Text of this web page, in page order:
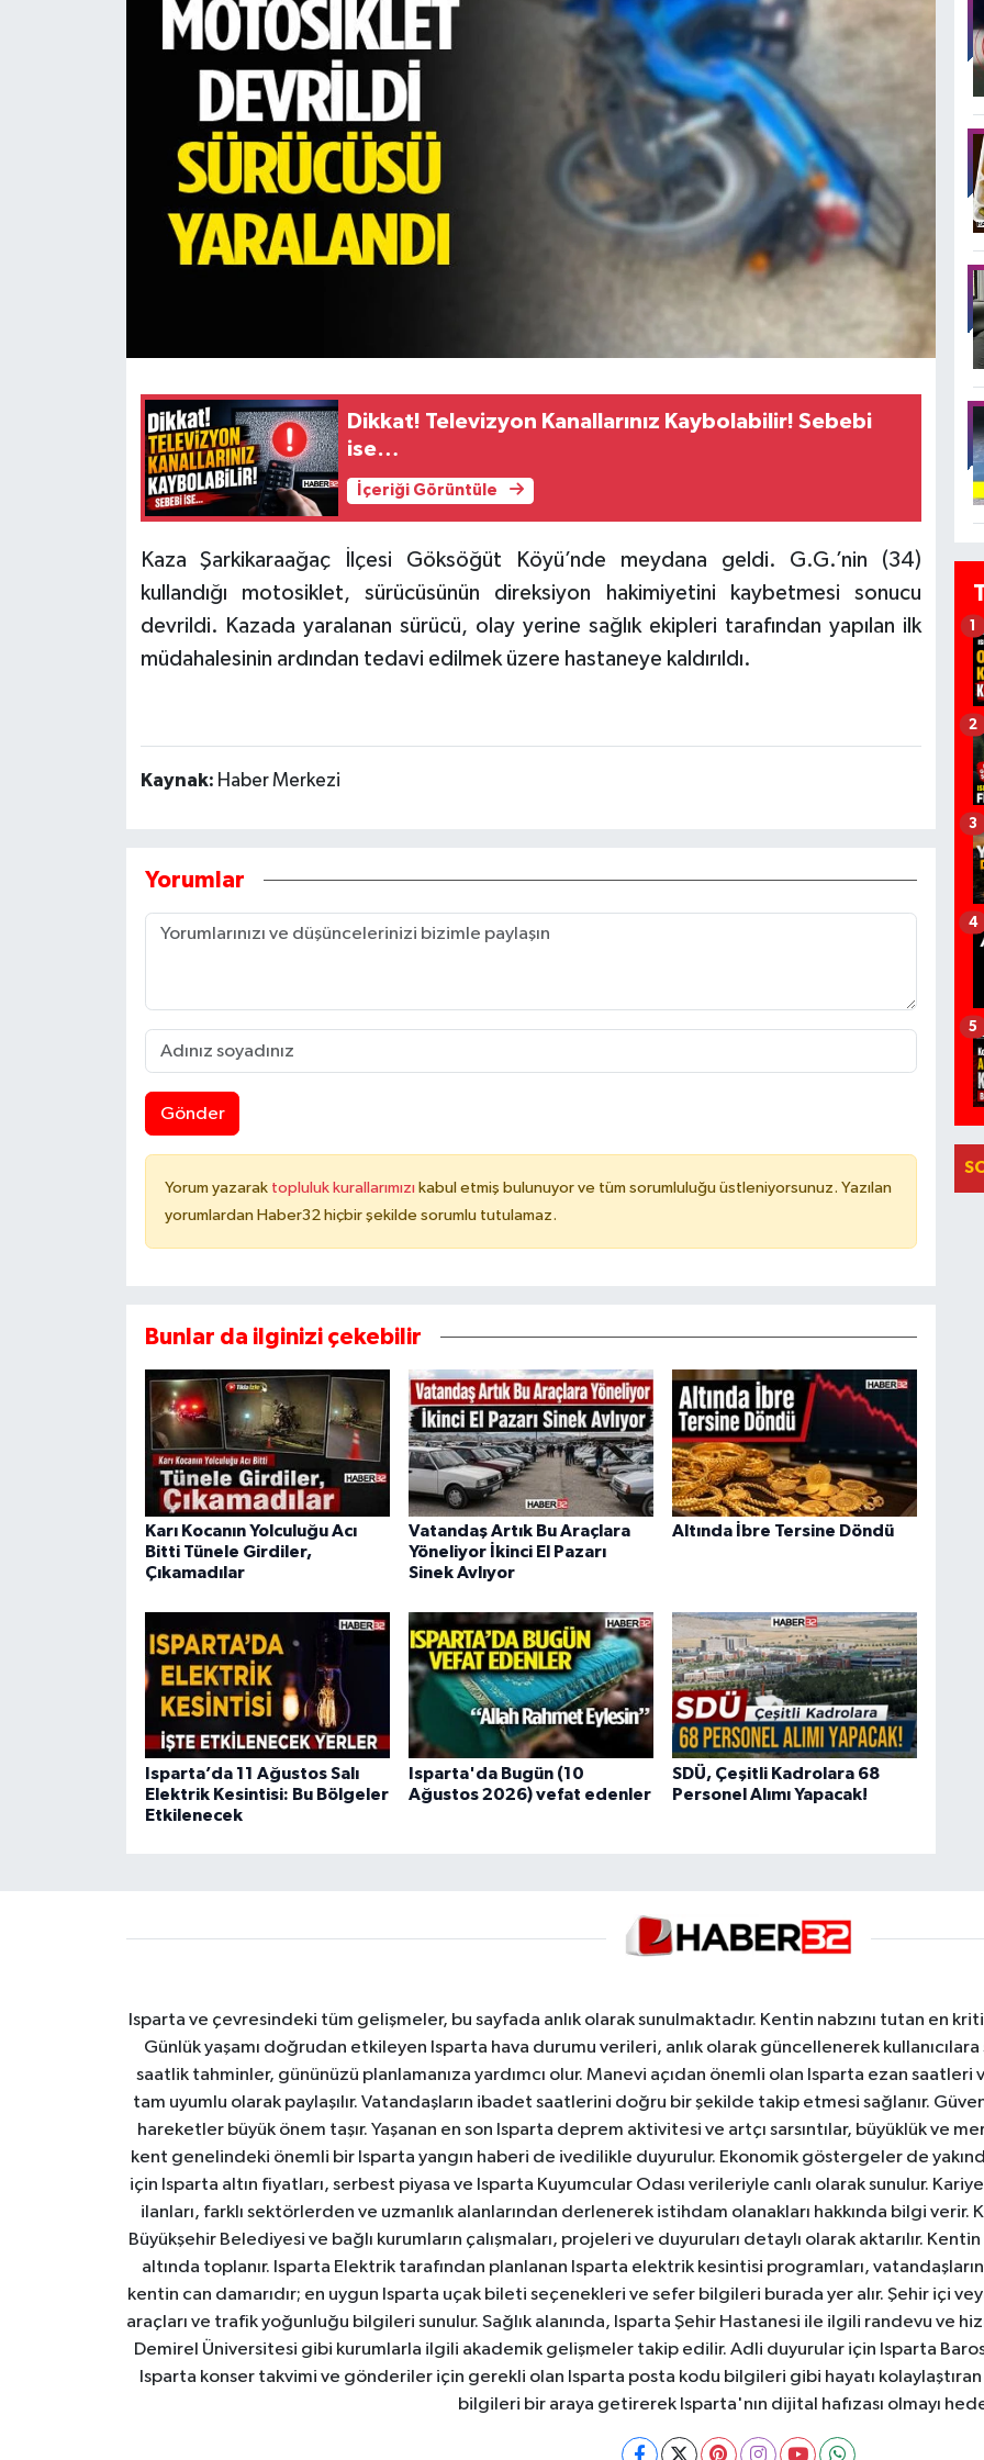
Dikkat! Televizyon Kanallarınız Kaybolabilir! Sebebi
ise…
İçeriği Görüntüle
Kaza Şarkikaraağaç İlçesi Göksöğüt Köyü’nde meydana geldi. G.G.’nin (34)
kullandığı motosiklet, sürücüsünün direksiyon hakimiyetini kaybetmesi sonucu
devrildi. Kazada yaralanan sürücü, olay yerine sağlık ekipleri tarafından yapılan ilk
müdahalesinin ardından tedavi edilmek üzere hastaneye kaldırıldı.
Kaynak: Haber Merkezi
Yorumlar
Gönder
Yorum yazarak topluluk kurallarımızı kabul etmiş bulunuyor ve tüm sorumluluğu üstleniyorsunuz. Yazılan
yorumlardan Haber32 hiçbir şekilde sorumlu tutulamaz.
Bunlar da ilginizi çekebilir
Karı Kocanın Yolculuğu Acı
Bitti Tünele Girdiler,
Çıkamadılar
Vatandaş Artık Bu Araçlara
Yöneliyor İkinci El Pazarı
Sinek Avlıyor
Altında İbre Tersine Döndü
Isparta’da 11 Ağustos Salı
Elektrik Kesintisi: Bu Bölgeler
Etkilenecek
Isparta'da Bugün (10
Ağustos 2026) vefat edenler
SDÜ, Çeşitli Kadrolara 68
Personel Alımı Yapacak!
1
2
3
4
5
Isparta ve çevresindeki tüm gelişmeler, bu sayfada anlık olarak sunulmaktadır. Kentin nabzını tutan en
Günlük yaşamı doğrudan etkileyen Isparta hava durumu verileri, anlık olarak güncellenerek
saatlik tahminler, gününüzü planlamanıza yardımcı olur. Manevi açıdan önemli olan Isparta ezan
tam uyumlu olarak paylaşılır. Vatandaşların ibadet saatlerini doğru bir şekilde takip etmesi sağlanır.
hareketler büyük önem taşır. Yaşanan en son Isparta deprem aktivitesi ve artçı sarsıntılar, büyüklük ve
kent genelindeki önemli bir Isparta yangın haberi de ivedilikle duyurulur. Ekonomik göstergeler de
için Isparta altın fiyatları, serbest piyasa ve Isparta Kuyumcular Odası verileriyle canlı olarak sunulur.
ilanları, farklı sektörlerden ve uzmanlık alanlarından derlenerek istihdam olanakları hakkında bilgi verir.
Büyükşehir Belediyesi ve bağlı kurumların çalışmaları, projeleri ve duyuruları detaylı olarak aktarılır.
altında toplanır. Isparta Elektrik tarafından planlanan Isparta elektrik kesintisi programları,
kentin can damarıdır; en uygun Isparta uçak bileti seçenekleri ve sefer bilgileri burada yer alır. Şehir içi
araçları ve trafik yoğunluğu bilgileri sunulur. Sağlık alanında, Isparta Şehir Hastanesi ile ilgili randevu ve
Demirel Üniversitesi gibi kurumlarla ilgili akademik gelişmeler takip edilir. Adli duyurular için Isparta
Isparta konser takvimi ve gönderiler için gerekli olan Isparta posta kodu bilgileri gibi hayatı
bilgileri bir araya getirerek Isparta'nın dijital hafızası olmayı
HABERDE İNSAN
KÜLTÜR SANAT
Teknoloji